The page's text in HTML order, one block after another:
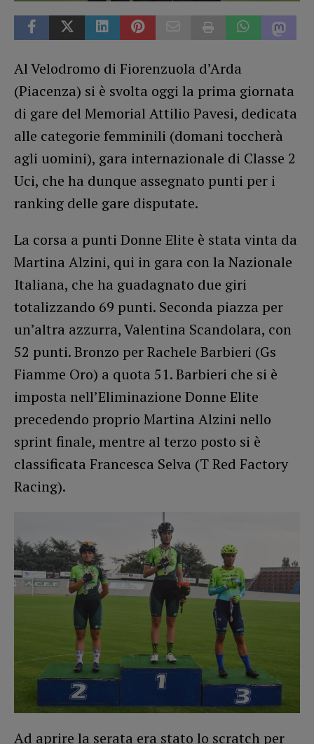
Al Velodromo di Fiorenzuola d’Arda
(Piacenza) si è svolta oggi la prima giornata
di gare del Memorial Attilio Pavesi, dedicata
alle categorie femminili (domani toccherà
agli uomini), gara internazionale di Classe 2
Uci, che ha dunque assegnato punti per i
ranking delle gare disputate.
La corsa a punti Donne Elite è stata vinta da
Martina Alzini, qui in gara con la Nazionale
Italiana, che ha guadagnato due giri
totalizzando 69 punti. Seconda piazza per
un’altra azzurra, Valentina Scandolara, con
52 punti. Bronzo per Rachele Barbieri (Gs
Fiamme Oro) a quota 51. Barbieri che si è
imposta nell’Eliminazione Donne Elite
precedendo proprio Martina Alzini nello
sprint finale, mentre al terzo posto si è
classificata Francesca Selva (T Red Factory
Racing).
Ad aprire la serata era stato lo scratch per